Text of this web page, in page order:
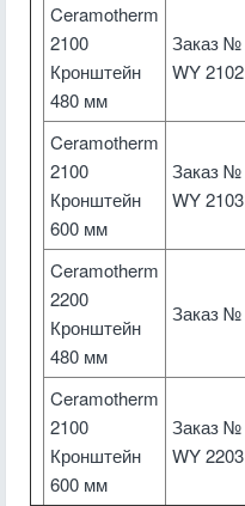
Ceramotherm
2100
Кронштейн
480 мм
Заказ №
WY 2102
Ceramotherm
2100
Кронштейн
600 мм
Заказ №
WY 2103
Ceramotherm
2200
Кронштейн
480 мм
Заказ №
Ceramotherm
2100
Кронштейн
600 мм
Заказ №
WY 2203